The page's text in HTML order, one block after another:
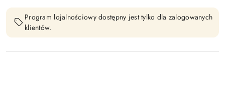
Program lojalnościowy dostępny jest tylko dla zalogowanych
klientów.